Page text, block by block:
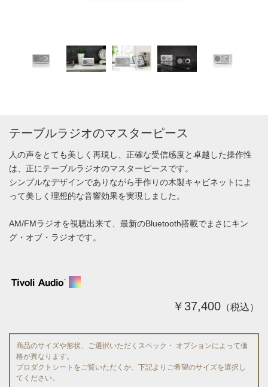
テーブルラジオのマスターピース
人の声をとても美しく再現し、正確な受信感度と卓越した操作性
は、正にテーブルラジオのマスターピースです。
シンプルなデザインでありながら手作りの木製キャビネットによ
って美しく理想的な音響効果を実現しました。
AM/FMラジオを視聴出来て、最新のBluetooth搭載でまさにキン
グ・オブ・ラジオです。
￥37,400 （税込）
商品のサイズや形状、ご選択いただくスペック・ オプションによって価
格が異なります。
プロダクトシートをご覧いただくか、下記よりご希望のサイズを選択し
てください。